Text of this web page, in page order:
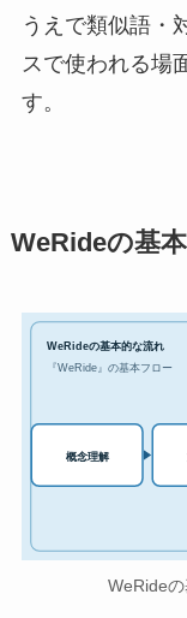
うえで類似語・
スで使われる場
す。
WeRideの基
WeRideの基本的な流れ
『WeRide』の基本フロー
概念理解
WeRide